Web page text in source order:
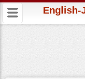
English-